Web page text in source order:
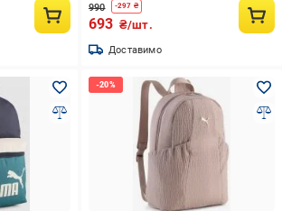
990 -297 ₴
693 ₴/шт.
Доставимо